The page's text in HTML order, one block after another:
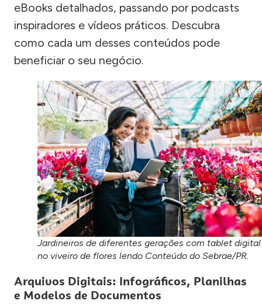
eBooks detalhados, passando por podcasts
inspiradores e vídeos práticos. Descubra
como cada um desses conteúdos pode
beneficiar o seu negócio.
Jardineiros de diferentes gerações com tablet digital
no viveiro de flores lendo Conteúdo do Sebrae/PR.
Arquivos Digitais: Infográficos, Planilhas
e Modelos de Documentos